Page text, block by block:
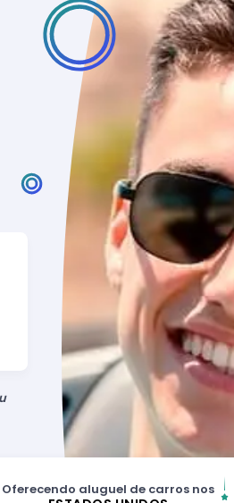
Oferecendo aluguel de carros nos